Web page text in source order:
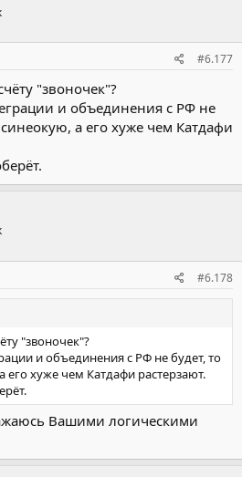
#6.177
"звоночек"?
и объединения с РФ не
а его хуже чем Катдафи
#6.178
"звоночек"?
и объединения с РФ не будет, то
его хуже чем Катдафи растерзают.
Вашими логическими